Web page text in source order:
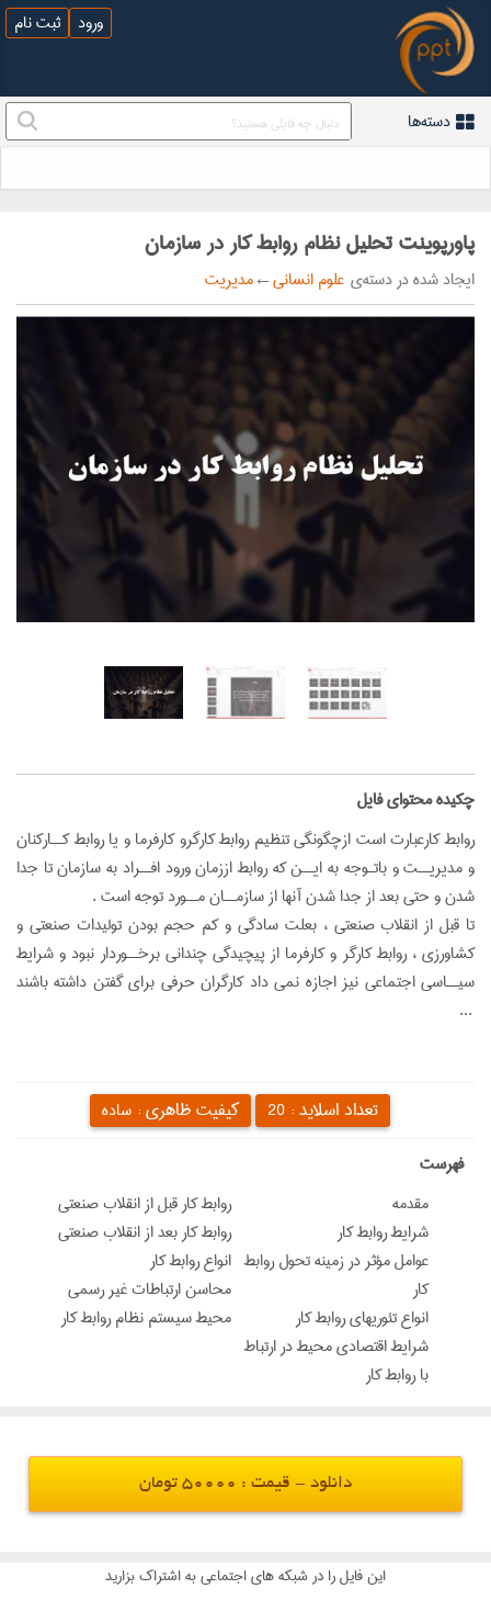
ورود ثبت نام
دسته‌ها
پاورپوینت تحلیل نظام روابط کار در سازمان
ایجاد شده در دسته‌ی علوم انسانی←مدیریت
‌چکیده محتوای فایل
روابط کارعبارت است ازچگونگی تنظیم روابط کارگرو کارفرما و یا روابط کــارکنان
و مدیریــت و باتـوجه به ایــن که روابط اززمان ورود افــراد به سازمان تا جدا
شدن و حتی بعد از جدا شدن آنها از سازمــان مــورد توجه است .
تا قبل از انقلاب صنعتی ، بعلت سادگی و کم حجم بودن تولیدات صنعتی و
کشاورزی ، روابط کارگر و کارفرما از پیچیدگی چندانی برخــوردار نبود و شرایط
سیــاسی اجتماعی نیز اجازه نمی داد کارگران حرفی برای گفتن داشته باشند
...
کیفیت ظاهری : ساده تعداد اسلاید : 20
‌فهرست
مقدمه
روابط کار قبل از انقلاب صنعتی
شرایط روابط کار
روابط کار بعد از انقلاب صنعتی
عوامل مؤثر در زمینه تحول روابط
کار
انواع روابط کار
محاسن ارتباطات غیر رسمی
انواع تئوریهای روابط کار
محیط سیستم نظام روابط کار
شرایط اقتصادی محیط در ارتباط
با روابط کار
دانلود - قیمت : 50000 تومان
این فایل را در شبکه های اجتماعی به اشتراک بزارید